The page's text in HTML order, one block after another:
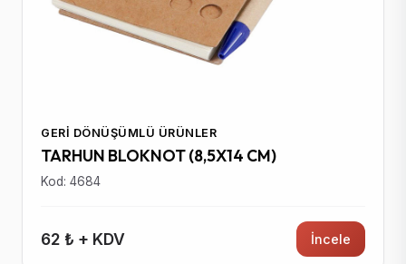
GERI DÖNÜŞÜMLÜ ÜRÜNLER
TARHUN BLOKNOT (8,5X14 CM)
Kod: 4684
62 ₺ + KDV İncele